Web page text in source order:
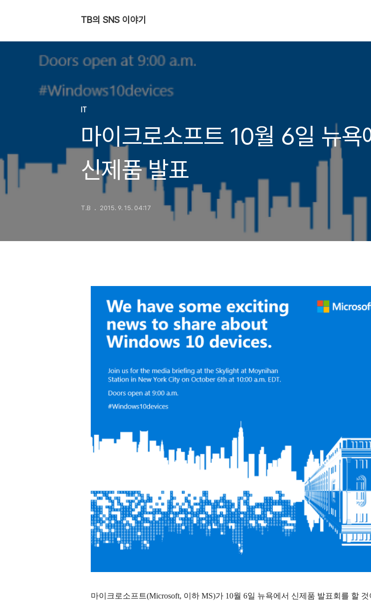
TB의 SNS 이야기
IT
마이크로소프트 10월 6일 뉴욕
신제품 발표
T.B 2015. 9. 15. 04:17
마이크로소프트(Microsoft, 이하 MS)가 10월 6일 뉴욕에서 신제품 발표회를 할 것